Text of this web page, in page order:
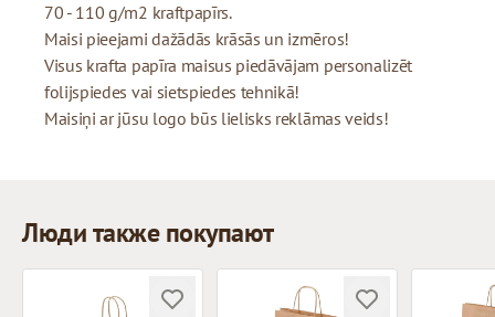
70 - 110 g/m2 kraftpapīrs.
Maisi pieejami dažādās krāsās un izmēros!
Visus krafta papīra maisus piedāvājam personalizēt
folijspiedes vai sietspiedes tehnikā!
Maisiņi ar jūsu logo būs lielisks reklāmas veids!
Люди также покупают